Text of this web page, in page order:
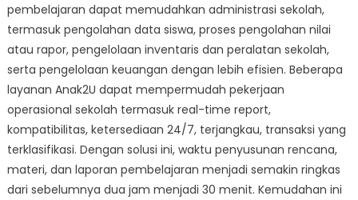
pembelajaran dapat memudahkan administrasi sekolah,
termasuk pengolahan data siswa, proses pengolahan nilai
atau rapor, pengelolaan inventaris dan peralatan sekolah,
serta pengelolaan keuangan dengan lebih efisien. Beberapa
layanan Anak2U dapat mempermudah pekerjaan
operasional sekolah termasuk real-time report,
kompatibilitas, ketersediaan 24/7, terjangkau, transaksi yang
terklasifikasi. Dengan solusi ini, waktu penyusunan rencana,
materi, dan laporan pembelajaran menjadi semakin ringkas
dari sebelumnya dua jam menjadi 30 menit. Kemudahan ini